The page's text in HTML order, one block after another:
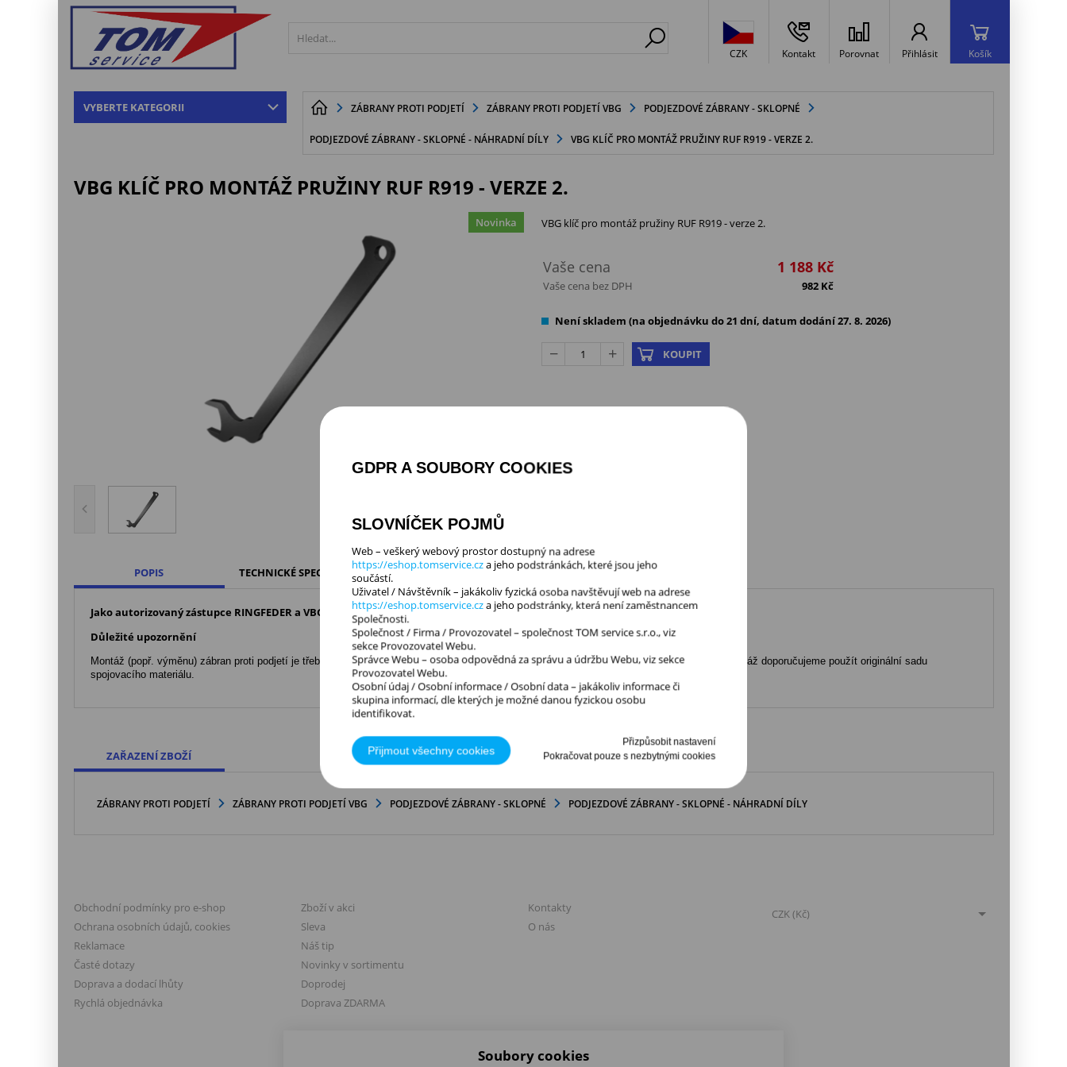
CZK Kontakt Porovnat Přihlásit Košík
VYBERTE KATEGORII ZÁBRANY PROTI PODJETÍ ZÁBRANY PROTI PODJETÍ VBG PODJEZDOVÉ ZÁBRANY - SKLOPNÉ
PODJEZDOVÉ ZÁBRANY - SKLOPNÉ - NÁHRADNÍ DÍLY VBG KLÍČ PRO MONTÁŽ PRUŽINY RUF R919 - VERZE 2.
VBG KLÍČ PRO MONTÁŽ PRUŽINY RUF R919 - VERZE 2.
VBG klíč pro montáž pružiny RUF R919 - verze 2.
Vaše cena 1 188 Kč
Vaše cena bez DPH 982 Kč
Není skladem (na objednávku do 21 dní, datum dodání 27. 8. 2026)
KOUPIT
Záruka:
Značka:
Novinka
POPIS TECHNICKÉ SPECIFIKACE DOKUMENTY KE STAŽENÍ
Jako autorizovaný zástupce RINGFEDER a VBG poskytujeme zdarma poradenství. Provádíme montáže zábran proti podjetí.
Důležité upozornění
Montáž (popř. výměnu) zábran proti podjetí je třeba provádět v souladu s platným zákonným ustanovením a pokyny výrobce vozidla. Pro montáž doporučujeme použít originální sadu
spojovacího materiálu.
ZAŘAZENÍ ZBOŽÍ
ZÁBRANY PROTI PODJETÍ ZÁBRANY PROTI PODJETÍ VBG PODJEZDOVÉ ZÁBRANY - SKLOPNÉ PODJEZDOVÉ ZÁBRANY - SKLOPNÉ - NÁHRADNÍ DÍLY
Obchodní podmínky pro e-shop
Ochrana osobních údajů, cookies
Reklamace
Časté dotazy
Doprava a dodací lhůty
Rychlá objednávka
Zboží v akci
Sleva
Náš tip
Novinky v sortimentu
Doprodej
Doprava ZDARMA
Kontakty
O nás
CZK (Kč)
Soubory cookies
GDPR A SOUBORY COOKIES
SLOVNÍČEK POJMŮ
Web – veškerý webový prostor dostupný na adrese
https://eshop.tomservice.cza jeho podstránkách, které jsou jeho
součástí.
Uživatel / Návštěvník – jakákoliv fyzická osoba navštěvují web na adrese
https://eshop.tomservice.cza jeho podstránky, která není zaměstnancem
Společnosti.
Společnost / Firma / Provozovatel – společnost TOM service s.r.o., viz
sekce Provozovatel Webu.
Správce Webu – osoba odpovědná za správu a údržbu Webu, viz sekce
Provozovatel Webu.
Osobní údaj / Osobní informace / Osobní data – jakákoliv informace či
skupina informací, dle kterých je možné danou fyzickou osobu
identifikovat.
VŠEOBECNÉ PODMÍNKY UŽÍVÁNÍ WEBU
Provozovatel Webu
Platěnice 56
530 02 Moravany
usiluje o jejich správnost a aktuálnost, ale negarantuje jejich úplnost či
bezchybnost.
Provozovatel nenese odpovědnost za škody způsobené:
Zásahy neautorizovaných osob.
Provozovatel se snaží zajistit nepřetržitý provoz, ale neručí za stálou
Web může obsahovat odkazy na jiné weby. Provozovatel nenese
odpovědnost za jejich obsah ani nakládání s Osobními údaji na těchto
Přijmout všechny cookies
Přizpůsobit nastavení
Pokračovat pouze s nezbytnými cookies